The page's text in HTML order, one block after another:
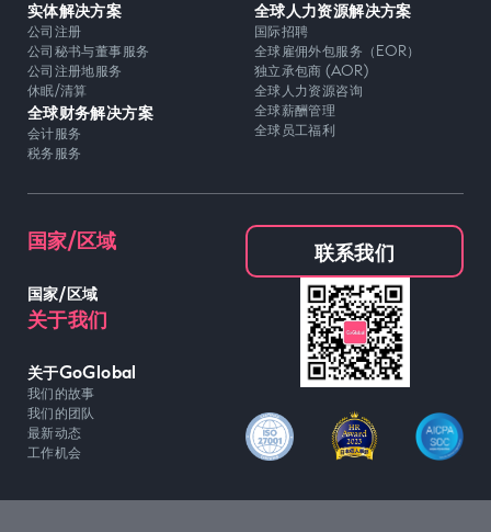
实体解决方案
公司注册
公司秘书与董事服务
公司注册地服务
休眠/清算
全球财务解决方案
会计服务
税务服务
全球人力资源解决方案
国际招聘
全球雇佣外包服务（EOR）
独立承包商 (AOR)
全球人力资源咨询
全球薪酬管理
全球员工福利
国家/区域
国家/区域
关于我们
关于GoGlobal
我们的故事
我们的团队
最新动态
工作机会
联系我们